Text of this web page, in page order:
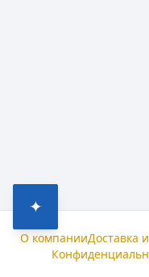
✦
О компанииДоставка